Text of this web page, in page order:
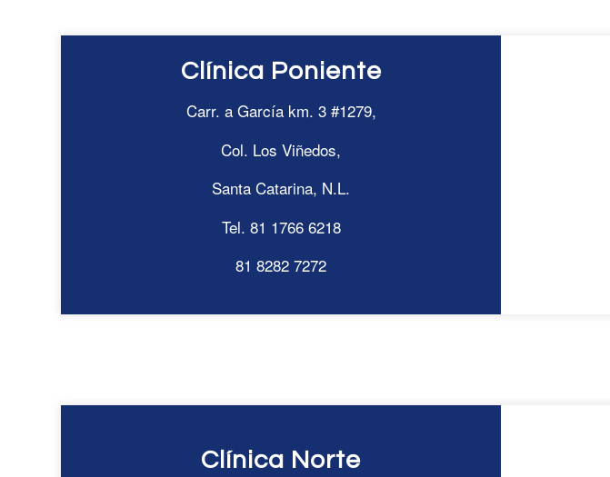
Clínica Poniente
Carr. a García km. 3 #1279,
Col. Los Viñedos,
Santa Catarina, N.L.
Tel. 81 1766 6218
81 8282 7272
Clínica Norte